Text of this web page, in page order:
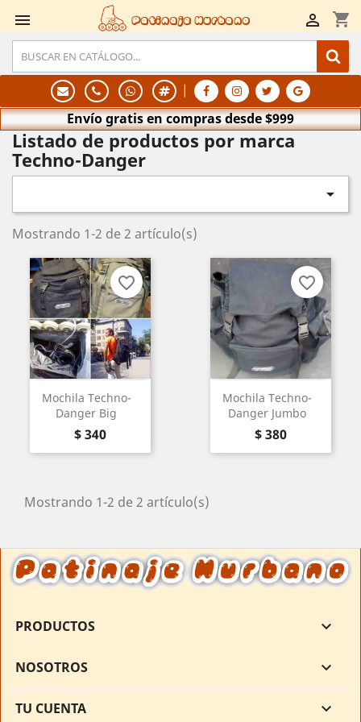
 shopping_cart

Patinaje Hurbano
|
Envío gratis en compras desde $999
Listado de productos por marca
Techno-Danger

Mostrando 1-2 de 2 artículo(s)
Mochila Techno-
Danger Big
Precio
$ 340
favorite_border
Mochila Techno-
Danger Jumbo
Precio
$ 380
favorite_border
Mostrando 1-2 de 2 artículo(s)
PRODUCTOS 
NOSOTROS 
TU CUENTA 